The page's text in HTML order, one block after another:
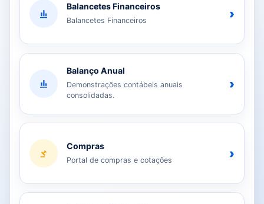
Balancetes Financeiros
Balancetes Financeiros ›
Balanço Anual
Demonstrações contábeis anuais
consolidadas.
›
Compras
Portal de compras e cotações ›